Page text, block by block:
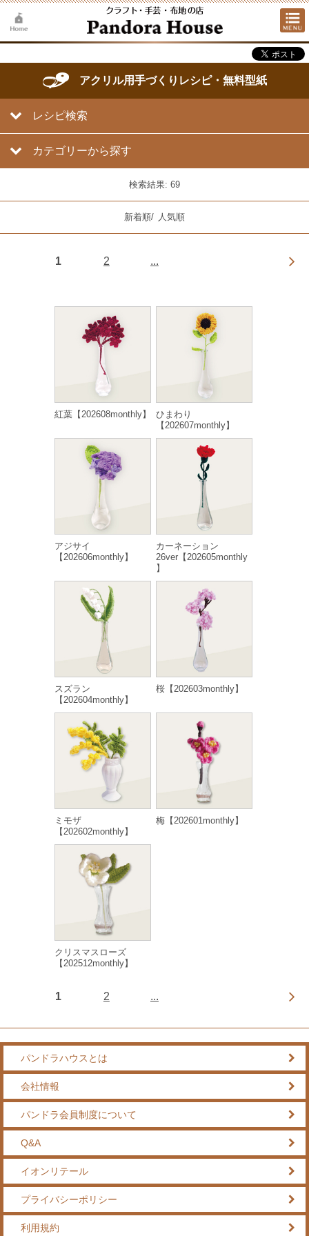
アクリル用手づくりレシピ・無料型紙
レシピ検索
カテゴリーから探す
検索結果: 69
新着順/ 人気順
1 2 ...
紅葉【202608monthly】
ひまわり
【202607monthly】
アジサイ
【202606monthly】
カーネーション
26ver【202605monthly
】
スズラン
【202604monthly】
桜【202603monthly】
ミモザ
【202602monthly】
梅【202601monthly】
クリスマスローズ
【202512monthly】
1 2 ...
パンドラハウスとは
会社情報
パンドラ会員制度について
Q&A
イオンリテール
プライバシーポリシー
利用規約